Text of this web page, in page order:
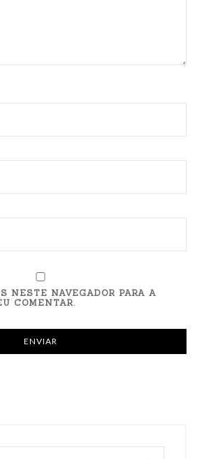
NESTE NAVEGADOR PARA A
COMENTAR.